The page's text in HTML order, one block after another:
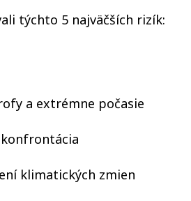
týchto 5 najväčších rizík:
a extrémne počasie
klimatických zmien